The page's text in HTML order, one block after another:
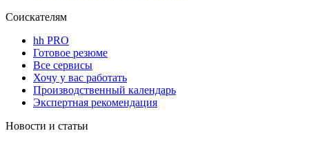
Соискателям
hh PRO
Готовое резюме
Все сервисы
Хочу у вас работать
Производственный календарь
Экспертная рекомендация
Новости и статьи